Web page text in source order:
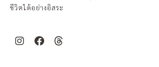
ชีวิตได้อย่างอิสระ